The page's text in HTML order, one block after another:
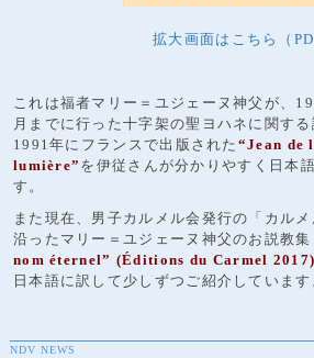
拡大画面はこちら（
これは福者マリー＝ユジェーヌ神父が、
月までに行った十字架の聖ヨハネに関す
1991年にフランスで出版された “Jean de
lumière” を伊従さんが分かりやすく日本
す。
また現在、男子カルメル会発行の「カル
沿ったマリー＝ユジェーヌ神父のお説教集
nom éternel” (Éditions du Carmel 2017)
日本語に訳して少しずつご紹介しています
NDV NEWS